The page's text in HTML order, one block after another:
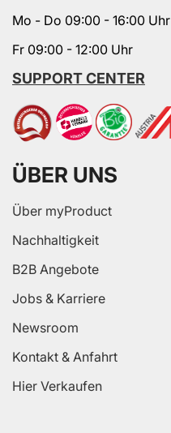
Mo - Do 09:00 - 16:00 Uhr
Fr 09:00 - 12:00 Uhr
SUPPORT CENTER
ÜBER UNS
Über myProduct
Nachhaltigkeit
B2B Angebote
Jobs & Karriere
Newsroom
Kontakt & Anfahrt
Hier Verkaufen